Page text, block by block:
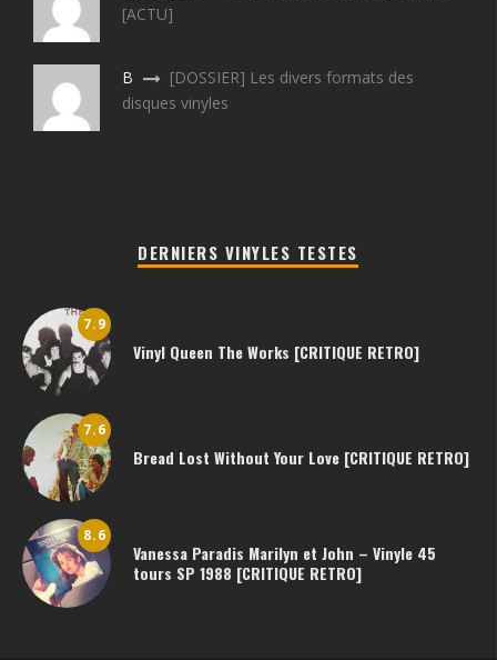
[ACTU]
B
[DOSSIER] Les divers formats des
disques vinyles
DERNIERS VINYLES TESTES
7.9
Vinyl Queen The Works [CRITIQUE RETRO]
7.6
Bread Lost Without Your Love [CRITIQUE RETRO]
8.6
Vanessa Paradis Marilyn et John – Vinyle 45
tours SP 1988 [CRITIQUE RETRO]